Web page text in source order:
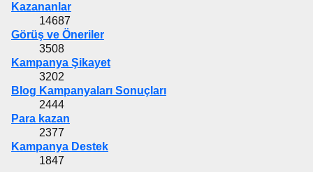
Kazananlar
14687
Görüş ve Öneriler
3508
Kampanya Şikayet
3202
Blog Kampanyaları Sonuçları
2444
Para kazan
2377
Kampanya Destek
1847